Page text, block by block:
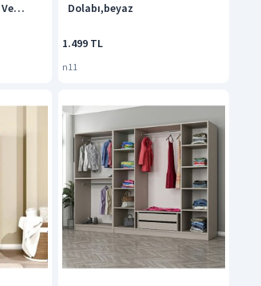
Dolabı,beyaz
1.499 TL
n11